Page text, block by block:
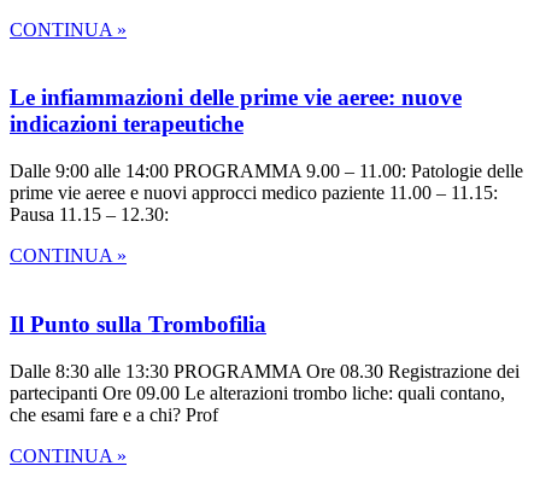
CONTINUA »
Le infiammazioni delle prime vie aeree: nuove
indicazioni terapeutiche
Dalle 9:00 alle 14:00 PROGRAMMA 9.00 – 11.00: Patologie delle
prime vie aeree e nuovi approcci medico paziente 11.00 – 11.15:
Pausa 11.15 – 12.30:
CONTINUA »
Il Punto sulla Trombofilia
Dalle 8:30 alle 13:30 PROGRAMMA Ore 08.30 Registrazione dei
partecipanti Ore 09.00 Le alterazioni trombo liche: quali contano,
che esami fare e a chi? Prof
CONTINUA »